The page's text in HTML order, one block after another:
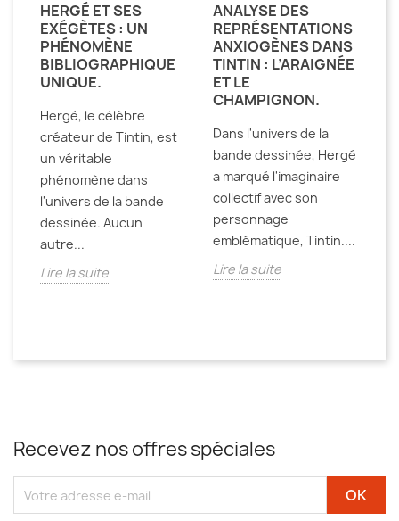
HERGÉ ET SES
EXÉGÈTES : UN
PHÉNOMÈNE
BIBLIOGRAPHIQUE
UNIQUE.
Hergé, le célèbre
créateur de Tintin, est
un véritable
phénomène dans
l'univers de la bande
dessinée. Aucun
autre...
Lire la suite
ANALYSE DES
REPRÉSENTATIONS
ANXIOGÈNES DANS
TINTIN : L’ARAIGNÉE
ET LE
CHAMPIGNON.
Dans l'univers de la
bande dessinée, Hergé
a marqué l'imaginaire
collectif avec son
personnage
emblématique, Tintin....
Lire la suite
Recevez nos offres spéciales